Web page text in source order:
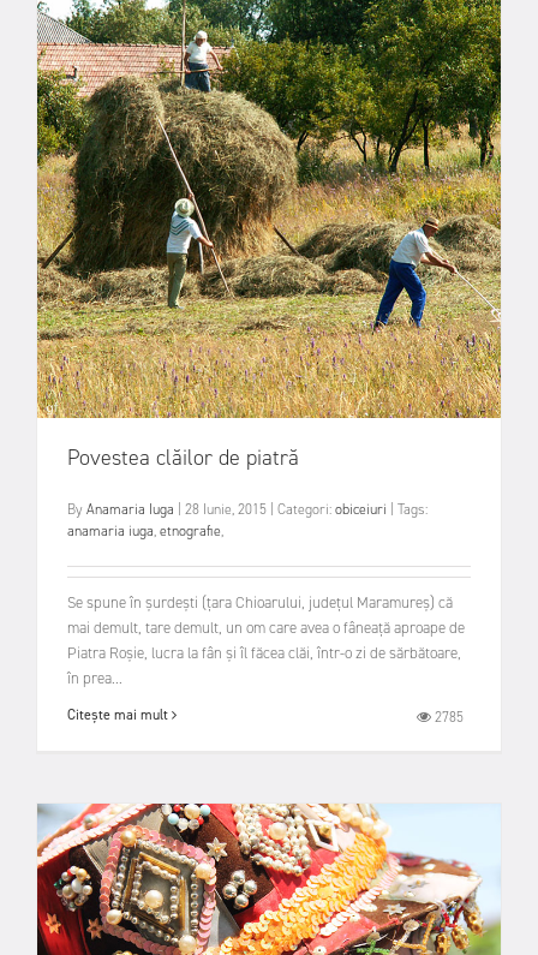
Povestea clăilor de piatră
ByAnamaria Iuga 28 Iunie, 2015 Categori:obiceiuri
Tags:
anamaria iuga,etnografie,
Se spune în șurdești (țara Chioarului, județul Maramureș) că
mai demult, tare demult, un om care avea o fâneață aproape de
Piatra Roșie, lucra la fân și îl făcea clăi, într-o zi de sărbătoare,
în prea...
2785
Citește mai mult